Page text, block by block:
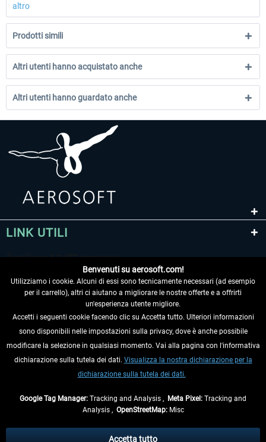
altro
Prodotti simili
Altri utenti hanno acquistato anche
Altri utenti hanno guardato anche
LINK UTILI
RECEDERE DAL CONTRATTO
INFORMAZIONI
eventualmente le spese di spedizione, se non diversamente descritto.
Benvenuti su aerosoft.com!
Utilizziamo i cookie. Alcuni di essi sono tecnicamente necessari (ad esempio
per il carrello), altri ci aiutano a migliorare le nostre offerte e a offrirti
un'esperienza utente migliore.
Accetti i seguenti cookie facendo clic su Accetta tutto. Ulteriori informazioni
sono disponibili nelle impostazioni sulla privacy, dove è anche possibile
modificare la selezione in qualsiasi momento. Vai alla pagina con l'informativa
dichiarazione sulla tutela dei dati. Visualizza la nostra dichiarazione per la
dichiarazione sulla tutela dei dati.
Google Tag Manager: Tracking and Analysis , Meta Pixel: Tracking and
Analysis , OpenStreetMap:Misc
Accetta tutto